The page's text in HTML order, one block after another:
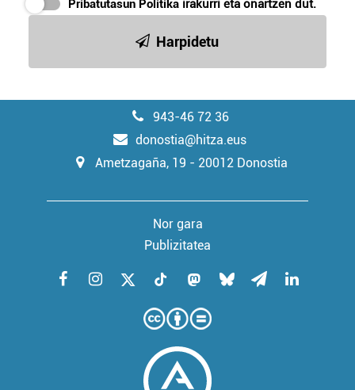
zerbitzuak hobetzeko asmoz, cookie teknologiaz
erabiltzeko baimen esplizitua ematen diguzu.
Pribatutasun Politika irakurri eta onartzen dut.
Harpidetu
943-46 72 36
donostia@hitza.eus
Ametzagaña, 19 - 20012 Donostia
Nor gara
Publizitatea